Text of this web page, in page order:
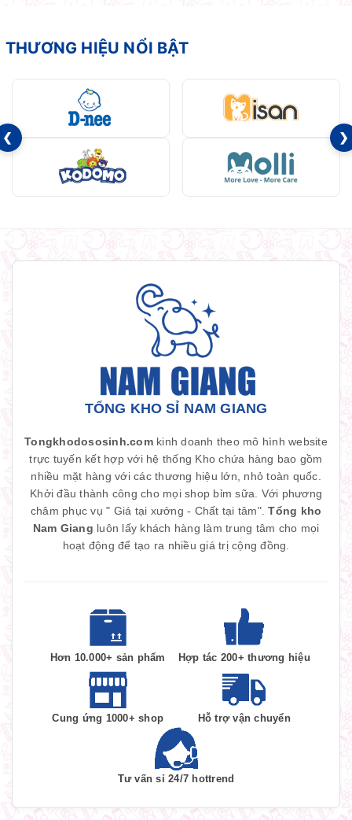
THƯƠNG HIỆU NỔI BẬT
❮ ❯
TỔNG KHO SỈ NAM GIANG
Tongkhodososinh.comkinh doanh theo mô hình website
trực tuyến kết hợp với hệ thống Kho chứa hàng bao gồm
nhiều mặt hàng với các thương hiệu lớn, nhỏ toàn quốc.
Khởi đầu thành công cho mọi shop bỉm sữa. Với phương
châm phục vụ " Giá tại xưởng - Chất tại tâm".Tổng kho
Nam Giang luôn lấy khách hàng làm trung tâm cho mọi
hoạt động để tạo ra nhiều giá trị cộng đồng.
Hơn 10.000+ sản phẩm Hợp tác 200+ thương hiệu
Cung ứng 1000+ shop Hỗ trợ vận chuyển
Tư vấn sỉ 24/7 hottrend